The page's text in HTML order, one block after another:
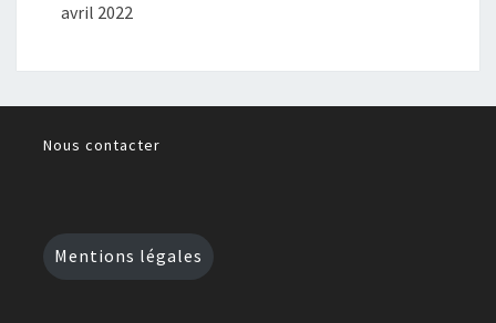
avril 2022
Nous contacter
Mentions légales